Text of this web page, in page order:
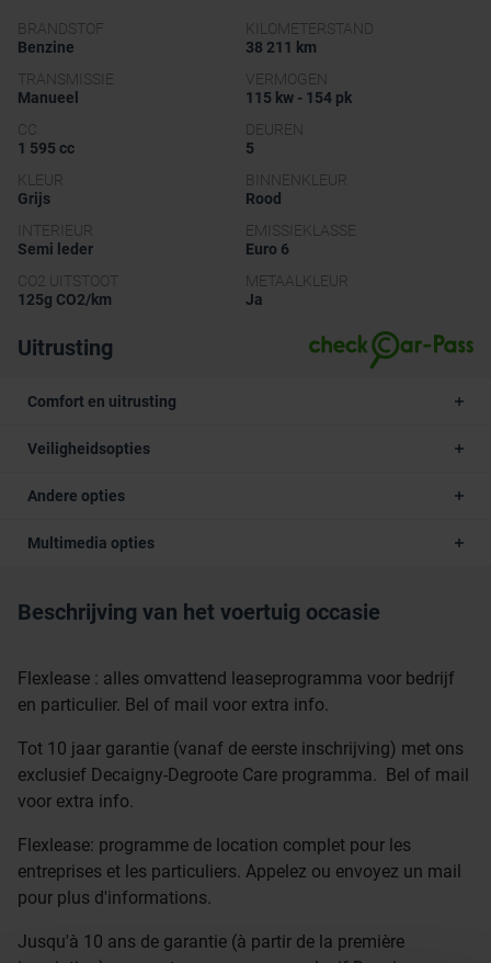
BRANDSTOF
Benzine
KILOMETERSTAND
38 211 km
TRANSMISSIE
Manueel
VERMOGEN
115 kw - 154 pk
CC
1 595 cc
DEUREN
5
KLEUR
Grijs
BINNENKLEUR
Rood
INTERIEUR
Semi leder
EMISSIEKLASSE
Euro 6
CO2 UITSTOOT
125g CO2/km
METAALKLEUR
Ja
Uitrusting
Comfort en uitrusting
Veiligheidsopties
Andere opties
Multimedia opties
Beschrijving van het voertuig occasie
Flexlease : alles omvattend leaseprogramma voor bedrijf
en particulier. Bel of mail voor extra info.
Tot 10 jaar garantie (vanaf de eerste inschrijving) met ons
exclusief Decaigny-Degroote Care programma. Bel of mail
voor extra info.
Flexlease: programme de location complet pour les
entreprises et les particuliers. Appelez ou envoyez un mail
pour plus d'informations.
Jusqu'à 10 ans de garantie (à partir de la première